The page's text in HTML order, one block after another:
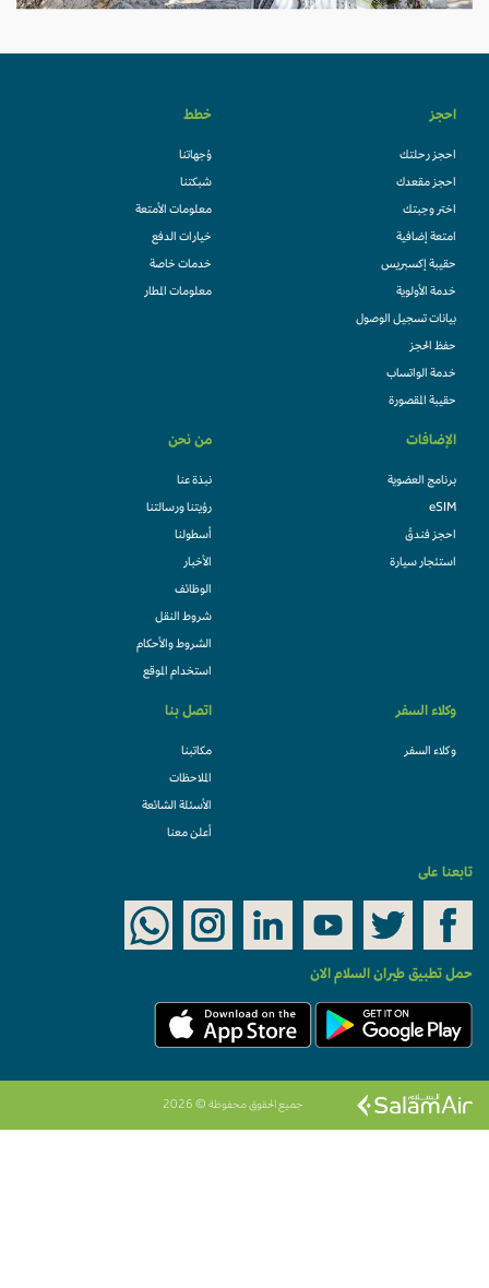
احجز
احجز رحلتك
احجز مقعدك
اختر وجبتك
امتعة إضافية
حقيبة إكسبريس
خدمة الأولوية
بيانات تسجيل الوصول
حفظ الحجز
خدمة الواتساب
حقيبة المقصورة
خطط
وُجهاتنا
شبكتنا
معلومات الأمتعة
خيارات الدفع
خدمات خاصة
معلومات المطار
الإضافات
برنامج العضوية
eSIM
احجز فندقً
استئجار سيارة
من نحن
نبذة عنا
رؤيتنا ورسالتنا
أسطولنا
الأخبار
الوظائف
شروط النقل
الشروط والأحكام
استخدام الموقع
وكلاء السفر
وكلاء السفر
اتصل بنا
مكاتبنا
الملاحظات
الأسئلة الشائعة
أعلن معنا
تابعنا على
حمل تطبيق طيران السلام الان
جميع الحقوق محفوظة © 2026